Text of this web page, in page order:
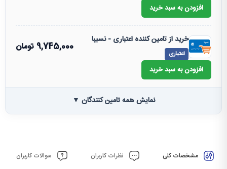
افزودن به سبد خرید
خرید از تامین کننده اعتباری - نسیبا
اعتباری
9,745,000 تومان
افزودن به سبد خرید
نمایش همه تامین کنندگان ▼
مشخصات کلی نظرات کاربران سوالات کاربران